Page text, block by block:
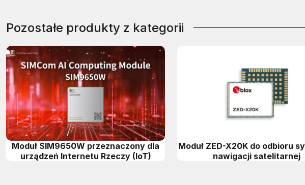
Pozostałe produkty z kategorii
Moduł SIM9650W przeznaczony dla
urządzeń Internetu Rzeczy (IoT)
Moduł ZED-X20K do odbioru
nawigacji satelitarnej